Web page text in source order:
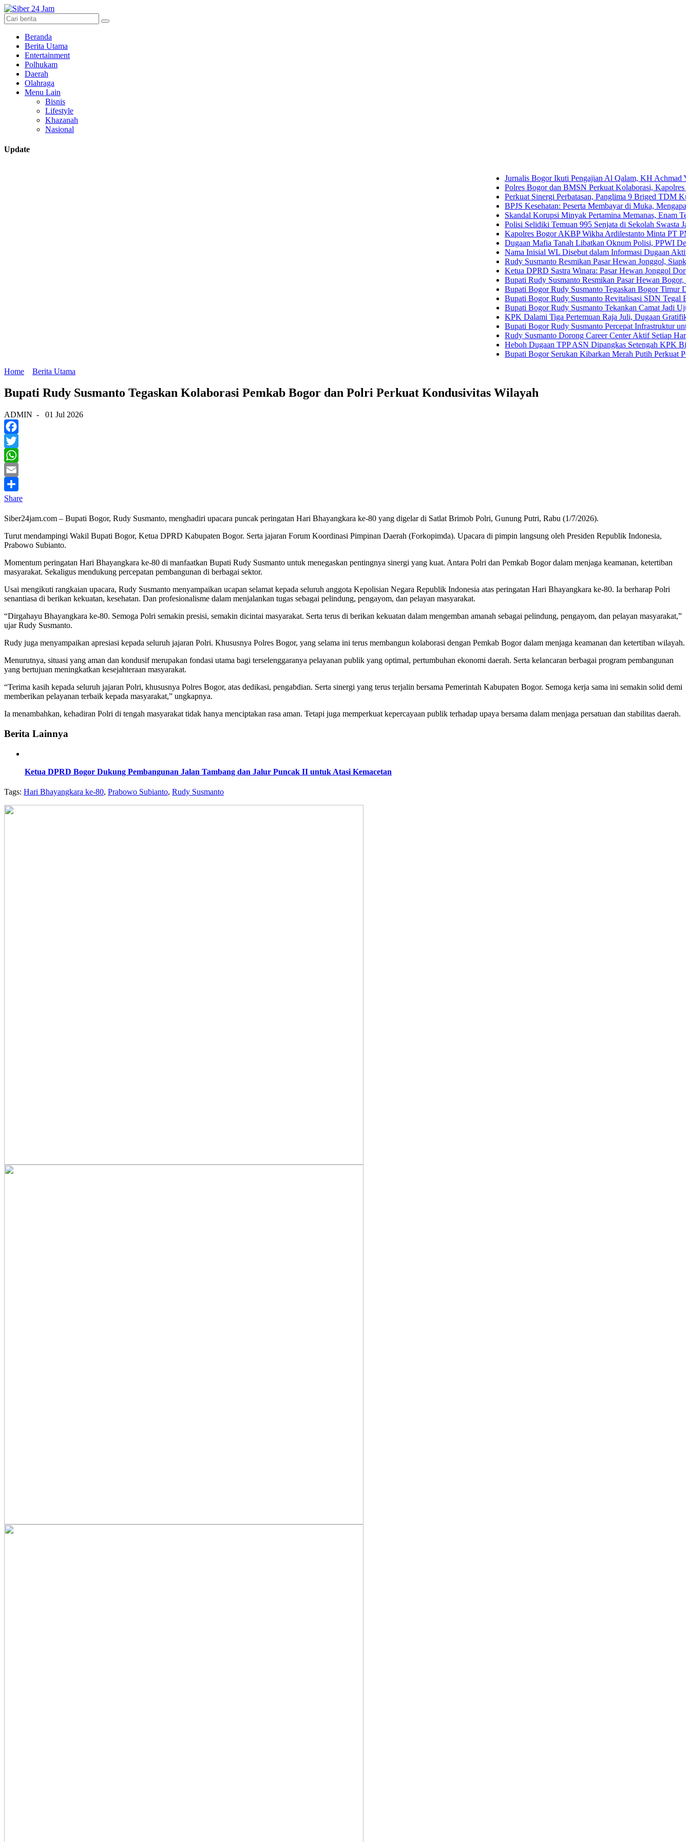
Beranda
Berita Utama
Entertainment
Polhukam
Daerah
Olahraga
Menu Lain
Bisnis
Lifestyle
Khazanah
Nasional
Update
Jurnalis Bogor Ikuti Pengajian Al Qalam, KH Achmad Yaudin
Polres Bogor dan BMSN Perkuat Kolaborasi, Kapolres Ajak
Perkuat Sinergi Perbatasan, Panglima 9 Briged TDM Kunjungi
BPJS Kesehatan: Peserta Membayar di Muka, Mengapa Masih
Skandal Korupsi Minyak Pertamina Memanas, Enam Tersangka
Polisi Selidiki Temuan 995 Senjata di Sekolah Swasta Jakarta
Kapolres Bogor AKBP Wikha Ardilestanto Minta PT PMC
Dugaan Mafia Tanah Libatkan Oknum Polisi, PPWI Desak
Nama Inisial WL Disebut dalam Informasi Dugaan Aktivitas di
Rudy Susmanto Resmikan Pasar Hewan Jonggol, Siapkan
Ketua DPRD Sastra Winara: Pasar Hewan Jonggol Dorong
Bupati Rudy Susmanto Resmikan Pasar Hewan Bogor,
Bupati Bogor Rudy Susmanto Tegaskan Bogor Timur Disiapkan
Bupati Bogor Rudy Susmanto Revitalisasi SDN Tegal Benteng,
Bupati Bogor Rudy Susmanto Tekankan Camat Jadi Ujung
KPK Dalami Tiga Pertemuan Raja Juli, Dugaan Gratifikasi
Bupati Bogor Rudy Susmanto Percepat Infrastruktur untuk
Rudy Susmanto Dorong Career Center Aktif Setiap Hari Perluas
Heboh Dugaan TPP ASN Dipangkas Setengah KPK Bidik
Bupati Bogor Serukan Kibarkan Merah Putih Perkuat Persatuan
Home
Berita Utama
Bupati Rudy Susmanto Tegaskan Kolaborasi Pemkab Bogor dan Polri Perkuat Kondusivitas Wilayah
ADMIN - 01 Jul 2026
Facebook
Twitter
WhatsApp
Email
Share
Siber24jam.com – Bupati Bogor, Rudy Susmanto, menghadiri upacara puncak peringatan Hari Bhayangkara ke-80 yang digelar di Satlat Brimob Polri, Gunung Putri, Rabu (1/7/2026).
Turut mendampingi Wakil Bupati Bogor, Ketua DPRD Kabupaten Bogor. Serta jajaran Forum Koordinasi Pimpinan Daerah (Forkopimda). Upacara di pimpin langsung oleh Presiden Republik Indonesia,
Prabowo Subianto.
Momentum peringatan Hari Bhayangkara ke-80 di manfaatkan Bupati Rudy Susmanto untuk menegaskan pentingnya sinergi yang kuat. Antara Polri dan Pemkab Bogor dalam menjaga keamanan, ketertiban
masyarakat. Sekaligus mendukung percepatan pembangunan di berbagai sektor.
Usai mengikuti rangkaian upacara, Rudy Susmanto menyampaikan ucapan selamat kepada seluruh anggota Kepolisian Negara Republik Indonesia atas peringatan Hari Bhayangkara ke-80. Ia berharap Polri
senantiasa di berikan kekuatan, kesehatan. Dan profesionalisme dalam menjalankan tugas sebagai pelindung, pengayom, dan pelayan masyarakat.
“Dirgahayu Bhayangkara ke-80. Semoga Polri semakin presisi, semakin dicintai masyarakat. Serta terus di berikan kekuatan dalam mengemban amanah sebagai pelindung, pengayom, dan pelayan masyarakat,”
ujar Rudy Susmanto.
Rudy juga menyampaikan apresiasi kepada seluruh jajaran Polri. Khususnya Polres Bogor, yang selama ini terus membangun kolaborasi dengan Pemkab Bogor dalam menjaga keamanan dan ketertiban wilayah.
Menurutnya, situasi yang aman dan kondusif merupakan fondasi utama bagi terselenggaranya pelayanan publik yang optimal, pertumbuhan ekonomi daerah. Serta kelancaran berbagai program pembangunan
yang bertujuan meningkatkan kesejahteraan masyarakat.
“Terima kasih kepada seluruh jajaran Polri, khususnya Polres Bogor, atas dedikasi, pengabdian. Serta sinergi yang terus terjalin bersama Pemerintah Kabupaten Bogor. Semoga kerja sama ini semakin solid demi
memberikan pelayanan terbaik kepada masyarakat,” ungkapnya.
Ia menambahkan, kehadiran Polri di tengah masyarakat tidak hanya menciptakan rasa aman. Tetapi juga memperkuat kepercayaan publik terhadap upaya bersama dalam menjaga persatuan dan stabilitas daerah.
Berita Lainnya
Ketua DPRD Bogor Dukung Pembangunan Jalan Tambang dan Jalur Puncak II untuk Atasi Kemacetan
Tags: Hari Bhayangkara ke-80, Prabowo Subianto, Rudy Susmanto